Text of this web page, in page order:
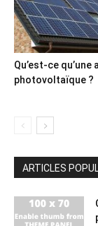
Qu’est-ce qu’une
photovoltaïque ?
ARTICLES